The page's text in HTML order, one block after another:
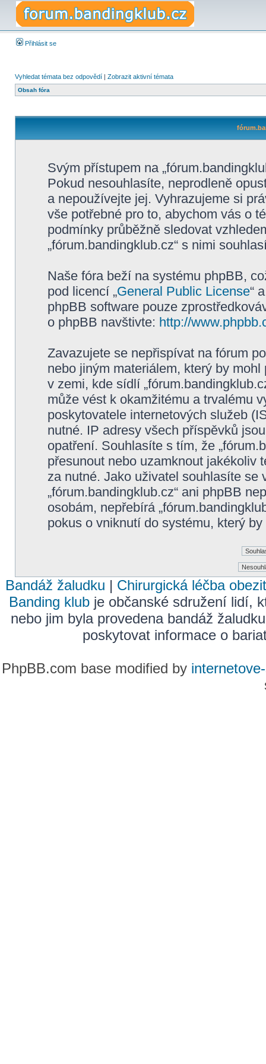
Přihlásit se
Vyhledat témata bez odpovědí | Zobrazit aktivní témata
Obsah fóra
Svým přístupem na
Pokud nesouhlasíte, neprodleně
a nepoužívejte jej. Vyhrazujeme si
vše potřebné pro to, abychom vás o
podmínky průběžně sledovat
„fórum.bandingklub.cz“ s nimi
Naše fóra beží na systému phpBB,
pod licencí „General Public License“
phpBB software pouze
o phpBB navštivte: http://
Zavazujete se nepřispívat na fórum
nebo jiným materiálem, který by
v zemi, kde sídlí
může vést k okamžitému a trvalému
poskytovatele internetových služeb
nutné. IP adresy všech příspěvků
opatření. Souhlasíte s tím, že
přesunout nebo uzamknout jakékoliv
za nutné. Jako uživatel souhlasíte
„fórum.bandingklub.cz“ ani phpBB
osobám, nepřebírá
pokus o vniknutí do systému, který
Bandáž žaludku | Chirurgická léčba
Banding klub je občanské sdružení lidí,
nebo jim byla provedena bandáž
poskytovat informace o
PhpBB.com base modified by